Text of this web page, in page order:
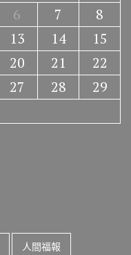
6 7
8
13 14
15
20 21
22
27 28
29
人間福報